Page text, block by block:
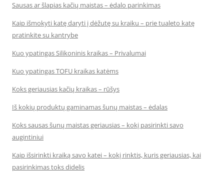
Sausas ar šlapias kačių maistas – ėdalo parinkimas
Kaip išmokyti katę daryti į dėžutę su kraiku – prie tualeto katę
pratinkite su kantrybe
Kuo ypatingas Silikoninis kraikas – Privalumai
Kuo ypatingas TOFU kraikas katėms
Koks geriausias kačių kraikas – rūšys
Iš kokių produktų gaminamas šunų maistas – ėdalas
Koks sausas šunų maistas geriausias – kokį pasirinkti savo
augintiniui
Kaip išsirinkti kraiką savo katei – kokį rinktis, kuris geriausias, kai
pasirinkimas toks didelis